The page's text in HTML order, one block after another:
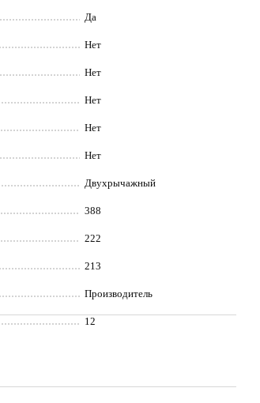
Да
Нет
Нет
Нет
Нет
Нет
Двухрычажный
388
222
213
Производитель
12